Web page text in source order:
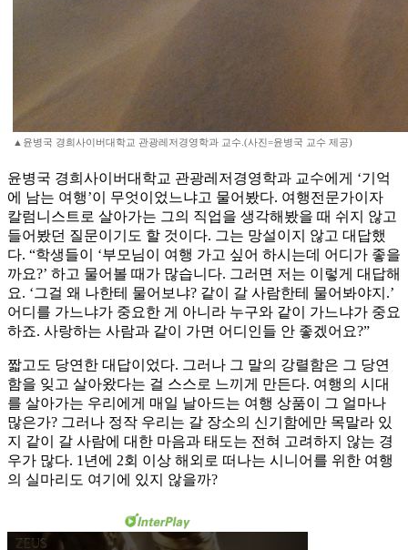
▲윤병국 경희사이버대학교 관광레저경영학과 교수.(사진=윤병국 교수 제공)
윤병국 경희사이버대학교 관광레저경영학과 교수에게 ‘기억
에 남는 여행’이 무엇이었느냐고 물어봤다. 여행전문가이자
칼럼니스트로 살아가는 그의 직업을 생각해봤을 때 쉬지 않고
들어봤던 질문이기도 할 것이다. 그는 망설이지 않고 대답했
다. “학생들이 ‘부모님이 여행 가고 싶어 하시는데 어디가 좋을
까요?’ 하고 물어볼 때가 많습니다. 그러면 저는 이렇게 대답해
요. ‘그걸 왜 나한테 물어보냐? 같이 갈 사람한테 물어봐야지.’
어디를 가느냐가 중요한 게 아니라 누구와 같이 가느냐가 중요
하죠. 사랑하는 사람과 같이 가면 어디인들 안 좋겠어요?”
짧고도 당연한 대답이었다. 그러나 그 말의 강렬함은 그 당연
함을 잊고 살아왔다는 걸 스스로 느끼게 만든다. 여행의 시대
를 살아가는 우리에게 매일 날아드는 여행 상품이 그 얼마나
많은가? 그러나 정작 우리는 갈 장소의 신기함에만 목말라 있
지 같이 갈 사람에 대한 마음과 태도는 전혀 고려하지 않는 경
우가 많다. 1년에 2회 이상 해외로 떠나는 시니어를 위한 여행
의 실마리도 여기에 있지 않을까?